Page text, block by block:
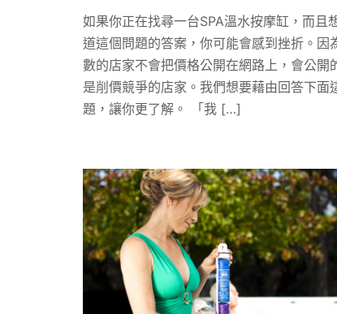
如果你正在找尋一台SPA溫水按摩缸，而且
道這個問題的答案，你可能會感到挫折。因
數的店家不會把價格公開在網路上，會公開
是削價競爭的店家。我們想要藉由回答下面
題，讓你更了解。 「我 […]